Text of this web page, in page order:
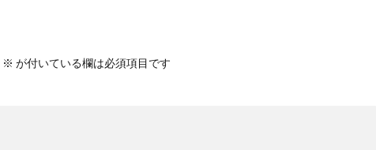
※ が付いている欄は必須項目です